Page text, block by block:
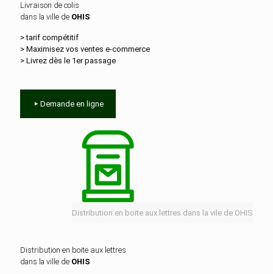
Livraison de colis
dans la ville de OHIS
> tarif compétitif
> Maximisez vos ventes e‑commerce
> Livrez dès le 1er passage
Demande en ligne
Distribution en boite aux lettres dans la vile de OHIS
Distribution en boite aux lettres
dans la ville de OHIS